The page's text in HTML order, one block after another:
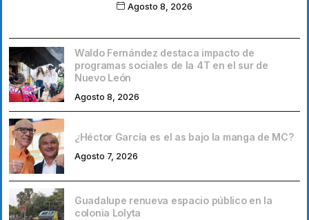
Agosto 8, 2026
Waldo Fernández destaca impacto de
programas sociales de la 4T en el sur de
Nuevo León
Agosto 8, 2026
¿Héctor García es el as bajo la manga de MC?
Agosto 7, 2026
Guadalupe renueva espacio público en la
colonia Lolyta